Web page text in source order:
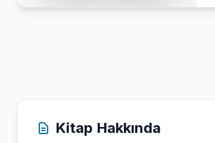
Kitap Hakkında